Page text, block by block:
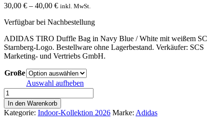
30,00 € – 40,00 €Preisspanne:
bis
inkl. MwSt.
Verfügbar bei Nachbestellung
ADIDAS TIRO Duffle Bag in Navy Blue / White mit weißem SC
Starnberg-Logo. Bestellware ohne Lagerbestand. Verkäufer: SCS
Marketing- und Vertriebs GmbH.
Große
Auswahl aufheben
ADIDAS
TIRO
DUFFLE
BAG
In den Warenkorb
Kategorie: Indoor-Kollektion 2026 Marke: Adidas